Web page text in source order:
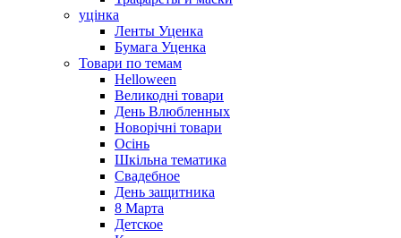
уцінка
Ленты Уценка
Бумага Уценка
Товари по темам
Helloween
Великодні товари
День Влюбленных
Новорічні товари
Осінь
Шкільна тематика
Свадебное
День защитника
8 Марта
Детское